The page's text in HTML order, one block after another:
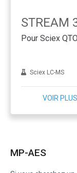
STREAM
Sciex LC-MS
VOIR PLUS
MP-AES